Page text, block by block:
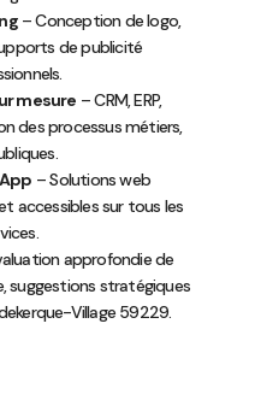
– Conception de logo,
de publicité
mesure – CRM, ERP,
des processus métiers,
– Solutions web
accessibles sur tous les
approfondie de
suggestions stratégiques
Village 59229.